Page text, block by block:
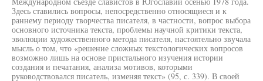
Здесь ставились вопросы, непосредственно относящиеся и к
раннему периоду творчества писателя, в частности, вопрос выбора
основного источника текста, проблемы научной критики текста,
эволюции художественного метода писателя, настоятельно звучала
мысль о том, что «решение сложных текстологических вопросов
возможно лишь на основе пристального изучения истории
создания и печатания, анализа мотивов, которыми
руководствовался писатель, изменяя текст» (95, с. 339). В своей